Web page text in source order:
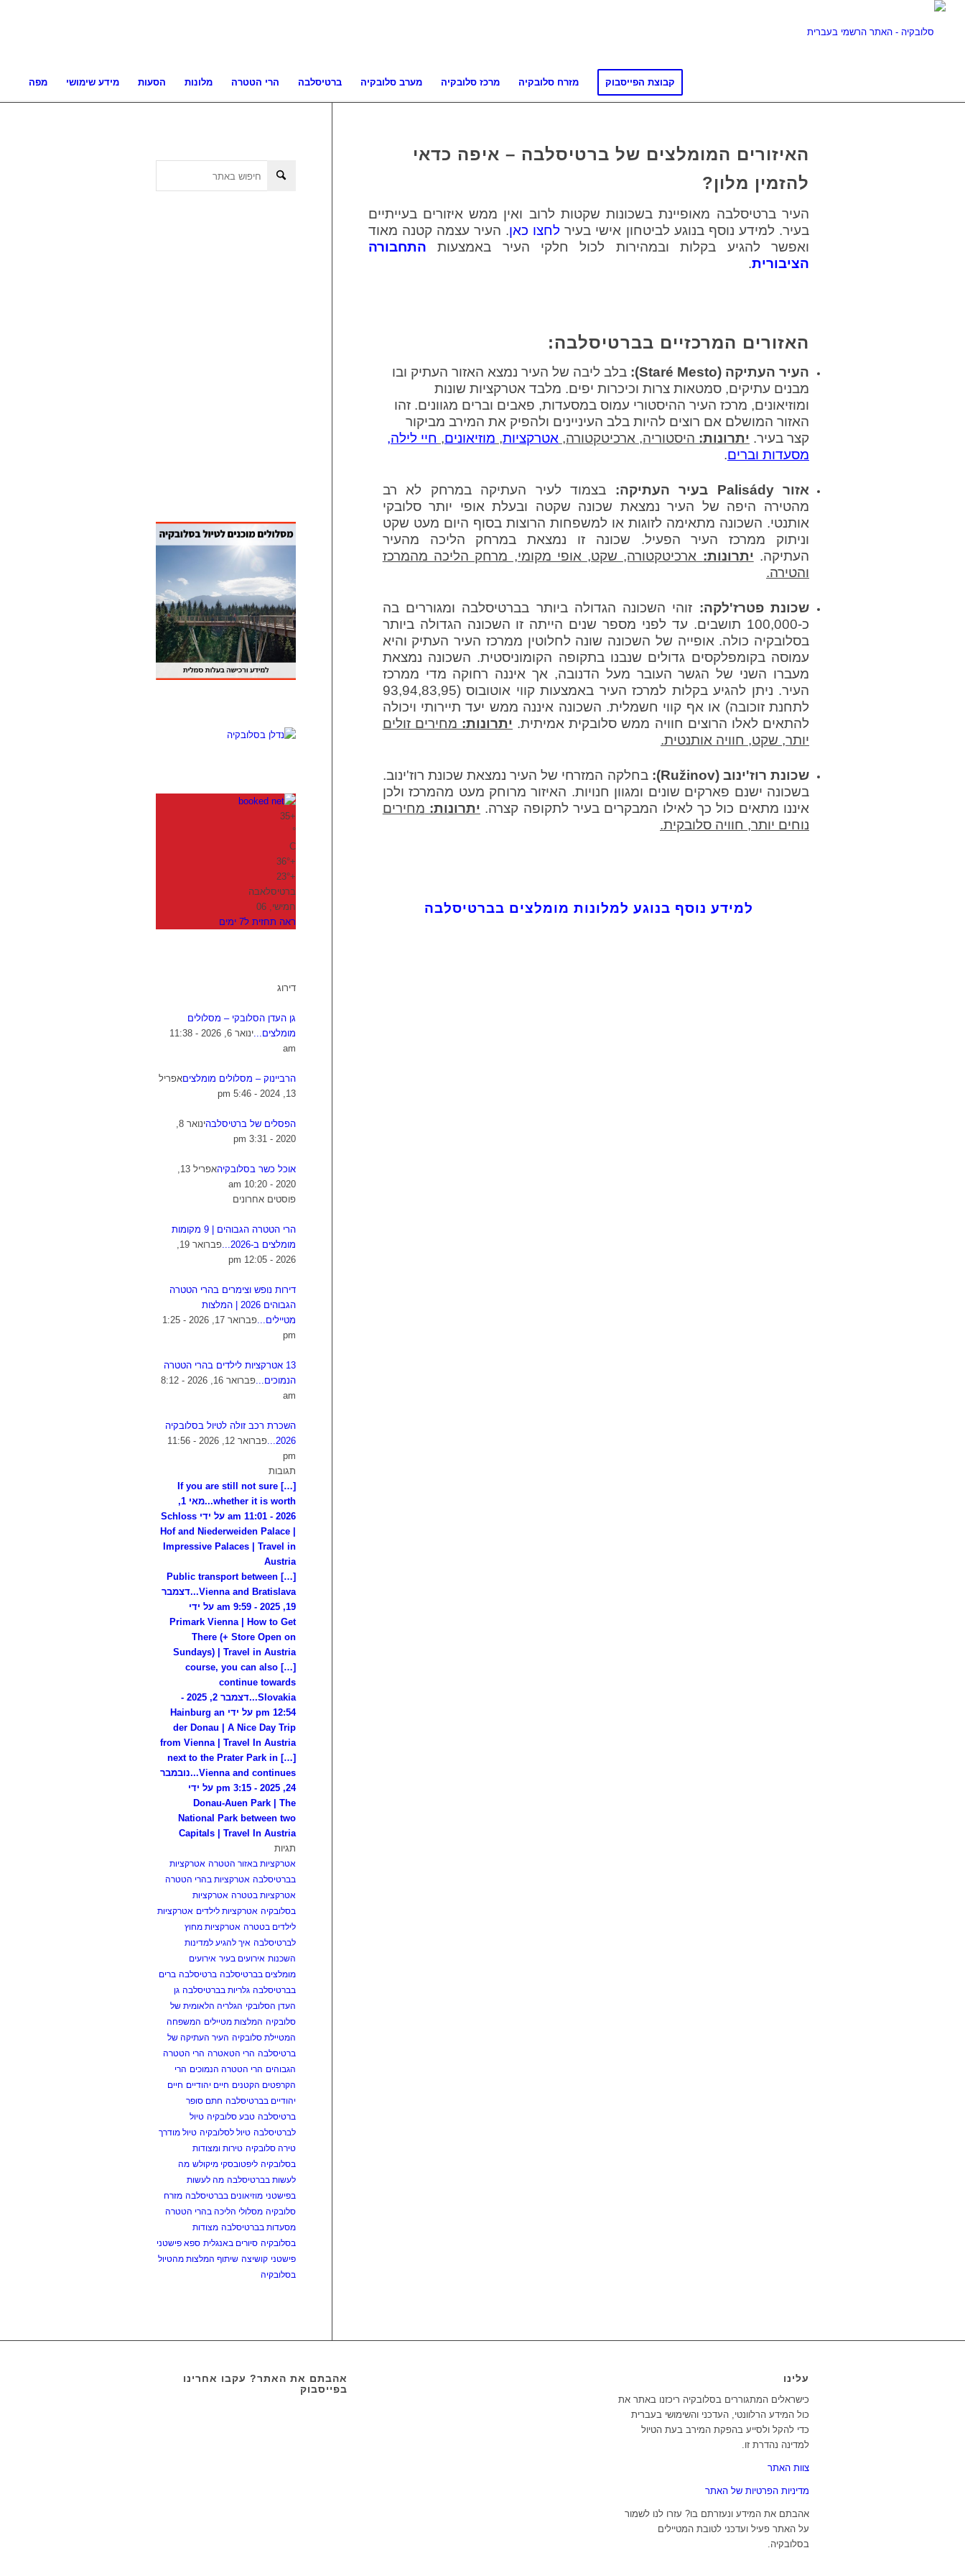
מפה מידע שימושי הסעות מלונות הרי הטטרה ברטיסלבה מערב סלובקיה מרכז סלובקיה מזרח סלובקיה קבוצת הפייסבוק
האיזורים המומלצים של ברטיסלבה – איפה כדאי
להזמין מלון?
העיר ברטיסלבה מאופיינת בשכונות שקטות לרוב ואין ממש איזורים בעייתיים
בעיר. למידע נוסף בנוגע לביטחון אישי בעיר לחצו כאן. העיר עצמה קטנה מאוד
ואפשר להגיע בקלות ובמהירות לכול חלקי העיר באמצעות התחבורה
הציבורית.
האזורים המרכזיים בברטיסלבה:
העיר העתיקה (Staré Mesto)
: בלב ליבה של העיר נמצא האזור העתיק ובו
מבנים עתיקים, סמטאות צרות וכיכרות יפים. מלבד אטרקציות שונות
ומוזיאונים, מרכז העיר ההיסטורי עמוס במסעדות, פאבים וברים מגוונים. זהו
האזור המושלם אם רוצים להיות בלב העיניינים ולהפיק את המירב מביקור
קצר בעיר. יתרונות: היסטוריה, ארכיטקטורה, אטרקציות, מוזיאונים, חיי לילה,
מסעדות וברים.
אזורPalisády בעיר העתיקה: בצמוד לעיר העתיקה במרחק לא רב
מהטירה היפה של העיר נמצאת שכונה שקטה ובעלת אופי יותר סלובקי
אותנטי. השכונה מתאימה לזוגות או למשפחות הרוצות בסוף היום מעט שקט
וניתוק ממרכז העיר הפעיל. שכונה זו נמצאת במרחק הליכה מהעיר
העתיקה. יתרונות: ארכיטקטורה, שקט, אופי מקומי, מרחק הליכה מהמרכז
והטירה.
שכונת פטרז'לקה: זוהי השכונה הגדולה ביותר בברטיסלבה ומגוררים בה
כ-100,000 תושבים. עד לפני מספר שנים הייתה זו השכונה הגדולה ביותר
בסלובקיה כולה. אופייה של השכונה שונה לחלוטין ממרכז העיר העתיק והיא
עמוסה בקומפלקסים גדולים שנבנו בתקופה הקומוניסטית. השכונה נמצאת
מעברו השני של הגשר העובר מעל הדנובה, אך איננה רחוקה מדי ממרכז
העיר. ניתן להגיע בקלות למרכז העיר באמצעות קווי אוטובוס (93,94,83,95
לתחנת זוכובה) או אף קווי חשמלית. השכונה איננה ממש יעד תיירותי ויכולה
להתאים לאלו הרוצים חוויה ממש סלובקית אמיתית. יתרונות: מחירים זולים
יותר, שקט, חוויה אותנטית.
שכונת רוז'ינוב (Ružinov
):בחלקה המזרחי של העיר נמצאת שכונת רוז'ינוב.
בשכונה ישנם פארקים שונים ומגוון חנויות. האיזור מרוחק מעט מהמרכז ולכן
איננו מתאים כול כך לאילו המבקרים בעיר לתקופה קצרה. יתרונות: מחירים
נוחים יותר, חוויה סלובקית.
למידע נוסף בנוגע למלונות מומלצים בברטיסלבה
+
35
°
C
+
36°
+
23°
ברטיסלאבה
חמישי, 06
ראה תחזית ל7 ימים
דירוג
גן העדן הסלובקי – מסלולים
מומלצים...
ינואר 6, 2026 - 11:38
am
הרביינוק – מסלולים מומלציםאפריל
13, 2024 - 5:46 pm
הפסלים של ברטיסלבה
2020 - 3:31 pm
אוכל כשר בסלובקיה
2020 - 10:20 am
פוסטים אחרונים
הרי הטטרה הגבוהים | 9 מקומות
מומלצים ב-2026...
2026 - 12:05 pm
דירות נופש וצימרים בהרי הטטרה
הגבוהים 2026 | המלצות
מטיילים...
פברואר 17, 2026 - 1:25
pm
13 אטרקציות לילדים בהרי הטטרה
הנמוכים...
פברואר 16, 2026 - 8:12
am
השכרת רכב זולה לטיול בסלובקיה
2026...
פברואר 12, 2026 - 11:56
pm
תגובות
[…] If you are still not sure
whether it is worth...
מאי 1,
2026 - 11:01 am על ידי Schloss
Hof and Niederweiden Palace |
Impressive Palaces | Travel in
Austria
[…] Public transport between
Vienna and Bratislava...
דצמבר
19, 2025 - 9:59 am על ידי
Primark Vienna | How to Get
There (+ Store Open on
Sundays) | Travel in Austria
[…] course, you can also
continue towards
Slovakia...
דצמבר 2, 2025 -
12:54 pm על ידי Hainburg an
der Donau | A Nice Day Trip
from Vienna | Travel In Austria
[…] next to the Prater Park in
Vienna and continues...
נובמבר
24, 2025 - 3:15 pm על ידי
Donau-Auen Park | The
National Park between two
Capitals | Travel In Austria
תגיות
אטרקציות באזור הטטרה אטרקציות
בברטיסלבה אטרקציות בהרי הטטרה
אטרקציות בטטרה אטרקציות
בסלובקיה אטרקציות לילדים אטרקציות
לילדים בטטרה אטרקציות מחוץ
לברטיסלבה איך להגיע למדינות
השכנות אירועים בעיר אירועים
מומלצים בברטיסלבה ברטיסלבה ברים
בברטיסלבה גלריות בברטיסלבה גן
העדן הסלובקי הגלריה הלאומית של
סלובקיה המלצות מטיילים המשפחה
המטיילת סלובקיה העיר העתיקה של
ברטיסלבה הרי הטאטרה הרי הטטרה
הגבוהים הרי הטטרה הנמוכים הרי
הקרפטים הקטנים חיים יהודיים חיים
יהודיים בברטיסלבה חתם סופר
ברטיסלבה טבע סלובקיה טיול
לברטיסלבה טיול לסלובקיה טיול מודרך
טירה סלובקיה טירות ומצודות
בסלובקיה ליפטובסקי מיקולש מה
לעשות בברטיסלבה מה לעשות
בפישטני מוזיאונים בברטיסלבה מזרח
סלובקיה מסלולי הליכה בהרי הטטרה
מסעדות בברטיסלבה מצודות
בסלובקיה סיורים באנגלית ספא פישטני
פישטני קושיצה שיתוף המלצות מהטיול
בסלובקיה
אהבתם את האתר? עקבו אחרינו
בפייסבוק
עלינו
כישראלים המתגוררים בסלובקיה ריכזנו באתר את
כול המידע הרלוונטי, העדכני והשימושי בעברית
כדי להקל ולסייע בהפקת המירב בעת הטיול
למדינה נהדרת זו.
צוות האתר
מדיניות הפרטיות של האתר
אהבתם את המידע ונעזרתם בו? עזרו לנו לשמור
על האתר פעיל ועדכני לטובת המטיילים
בסלובקיה.